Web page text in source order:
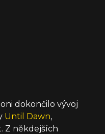
dokončilo vývoj
Until Dawn,
Z někdejších